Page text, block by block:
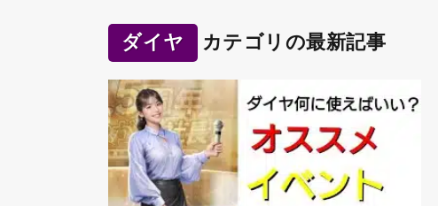
ダイヤ カテゴリの最新記事